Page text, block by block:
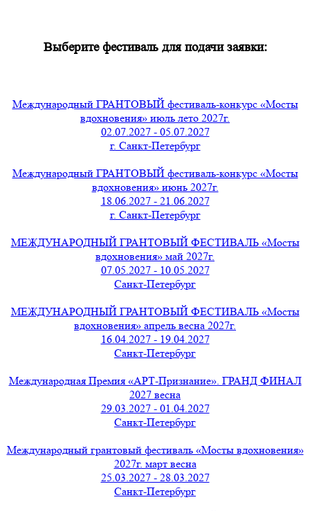
Выберите фестиваль для подачи заявки:
Международный ГРАНТОВЫЙ фестиваль-конкурс «Мосты
вдохновения» июль лето 2027г.
02.07.2027 - 05.07.2027
г. Санкт-Петербург
Международный ГРАНТОВЫЙ фестиваль-конкурс «Мосты
вдохновения» июнь 2027г.
18.06.2027 - 21.06.2027
г. Санкт-Петербург
МЕЖДУНАРОДНЫЙ ГРАНТОВЫЙ ФЕСТИВАЛЬ «Мосты
вдохновения» май 2027г.
07.05.2027 - 10.05.2027
Санкт-Петербург
МЕЖДУНАРОДНЫЙ ГРАНТОВЫЙ ФЕСТИВАЛЬ «Мосты
вдохновения» апрель весна 2027г.
16.04.2027 - 19.04.2027
Санкт-Петербург
Международная Премия «АРТ-Признание». ГРАНД ФИНАЛ
2027 весна
29.03.2027 - 01.04.2027
Санкт-Петербург
Международный грантовый фестиваль «Мосты вдохновения»
2027г. март весна
25.03.2027 - 28.03.2027
Санкт-Петербург